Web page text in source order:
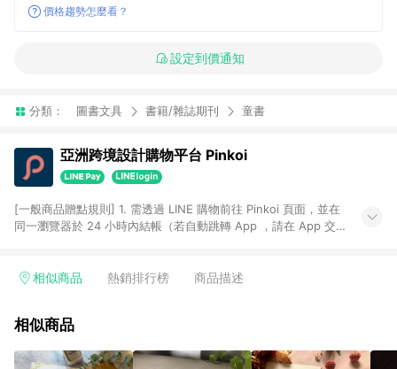
價格趨勢怎麼看？
設定到價通知
分類： 圖書文具 書籍/雜誌期刊 童書
亞洲跨境設計購物平台 Pinkoi
[一般商品贈點規則] 1. 需透過 LINE 購物前往 Pinkoi 頁面，並在
同一瀏覽器於 24 小時內結帳（若自動跳轉 App ，請在 App 交
回饋訂單不得享有 Pinkoi 站方優惠，例如首購優惠，P coins，
行為，不具贈點資格，部分退款不在此限。 6. APP 請更新至
貨後 45 天後發送。 8. 群眾募資商品，禮物卡，開館保證金，補
相似商品 熱銷排行榜 商品描述
相似商品